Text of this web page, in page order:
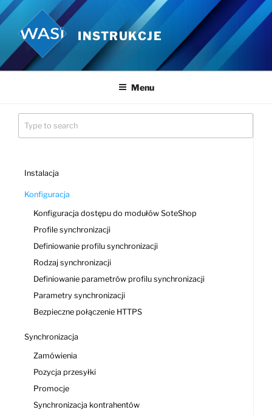
Przejdź
do
treści
INSTRUKCJE
Menu
Instalacja
Konfiguracja
Konfiguracja dostępu do modułów SoteShop
Profile synchronizacji
Definiowanie profilu synchronizacji
Rodzaj synchronizacji
Definiowanie parametrów profilu synchronizacji
Parametry synchronizacji
Bezpieczne połączenie HTTPS
Synchronizacja
Zamówienia
Pozycja przesyłki
Promocje
Synchronizacja kontrahentów